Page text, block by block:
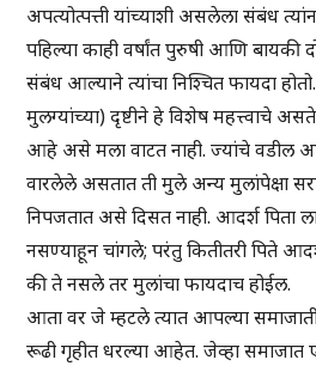
अपत्योत्पत्ती यांच्याशी असलेला संबंध
पहिल्या काही वर्षांत पुरुषी आणि बायकी
संबंध आल्याने त्यांचा निश्चित फायदा
मुलग्यांच्या) दृष्टीने हे विशेष महत्त्वाचे
आहे असे मला वाटत नाही. ज्यांचे वडील
वारलेले असतात ती मुले अन्य मुलांपेक्षा
निपजतात असे दिसत नाही. आदर्श पिता
नसण्याहून चांगले; परंतु कितीतरी पिते
की ते नसले तर मुलांचा फायदाच होईल.
आता वर जे म्हटले त्यात आपल्या
रूढी गृहीत धरल्या आहेत. जेव्हा समाजात